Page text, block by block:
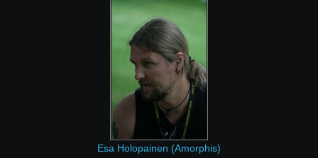
Esa Holopainen (Amorphis)